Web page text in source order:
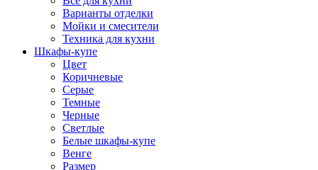
Варианты отделки
Мойки и смесители
Техника для кухни
Шкафы-купе
Цвет
Коричневые
Серые
Темные
Черные
Светлые
Белые шкафы-купе
Венге
Размер